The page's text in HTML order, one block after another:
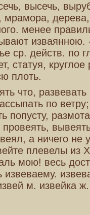
высечь,
мрамора,
менее
изваянною.
ср. действ. по
статуя, круглое
плоть.
что, развевать
по ветру;
попусту,
а ничего не
плевелы из
мою! весь
м. извейка